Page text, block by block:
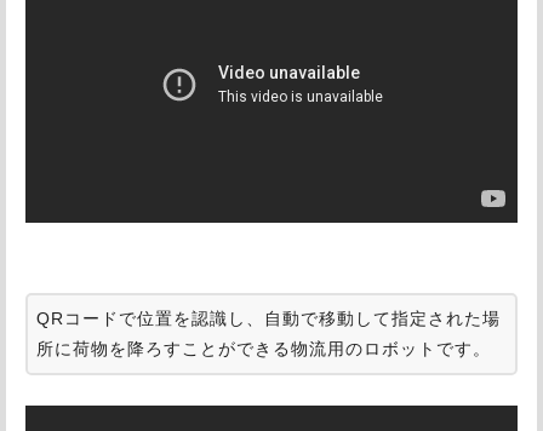
QRコードで位置を認識し、自動で移動して指定された場
所に荷物を降ろすことができる物流用のロボットです。